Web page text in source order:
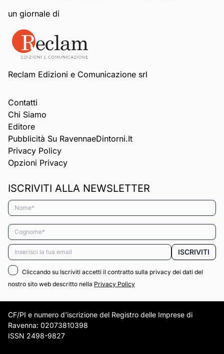
un giornale di
Reclam Edizioni e Comunicazione srl
Contatti
Chi Siamo
Editore
Pubblicità Su RavennaeDintorni.it
Privacy Policy
Opzioni Privacy
ISCRIVITI ALLA NEWSLETTER
Nome*
Cognome*
Email* ISCRIVITI
Cliccando su Iscriviti accetti il contratto sulla privacy dei dati del
nostro sito web descritto nella Privacy Policy
CF/PI e numero d'iscrizione del Registro delle Imprese di
Ravenna: 02073810398
ISSN 2498-9827